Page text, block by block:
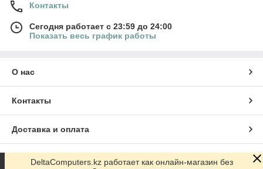
Контакты
Сегодня работает с 23:59 до 24:00
Показать весь график работы
О нас
Контакты
Доставка и оплата
График работы
DeltaComputers.kz работает как онлайн-магазин без